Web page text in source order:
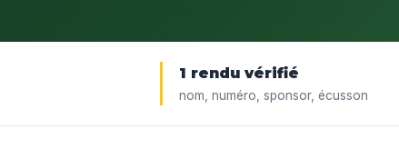
1 rendu vérifié
nom, numéro, sponsor, écusson